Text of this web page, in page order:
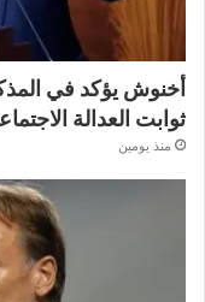
ثوابت العدالة
منذ يومين